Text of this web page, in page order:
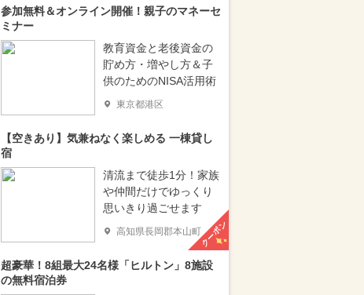
参加無料＆オンライン開催！親子のマネーセ
ミナー
教育資金と老後資金の
貯め方・増やし方＆子
供のためのNISA活用術
東京都港区
【空きあり】気兼ねなく楽しめる 一棟貸し
宿
清流まで徒歩1分！家族
や仲間だけでゆっくり
思いきり過ごせます
高知県長岡郡本山町クーポン
超豪華！8組最大24名様「ヒルトン」8施設
の無料宿泊券